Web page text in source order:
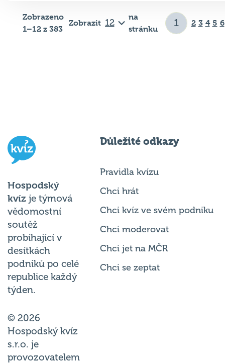
Zobrazeno
1–12 z 383
Zobrazit
na
stránku
2 3 4 5 6
Hospodský
kvíz je týmová
vědomostní
soutěž
probíhající v
desítkách
podniků po celé
republice každý
týden.
© 2026
Hospodský kvíz
s.r.o. je
provozovatelem
Důležité odkazy
Pravidla kvízu
Chci hrát
Chci kvíz ve svém podniku
Chci moderovat
Chci jet na MČR
Chci se zeptat